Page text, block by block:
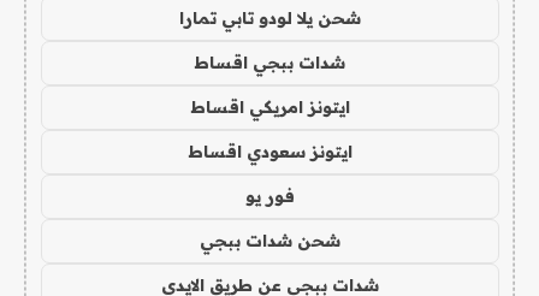
شحن يلا لودو تابي تمارا
شدات ببجي اقساط
ايتونز امريكي اقساط
ايتونز سعودي اقساط
فور يو
شحن شدات ببجي
شدات ببجي عن طريق الايدي